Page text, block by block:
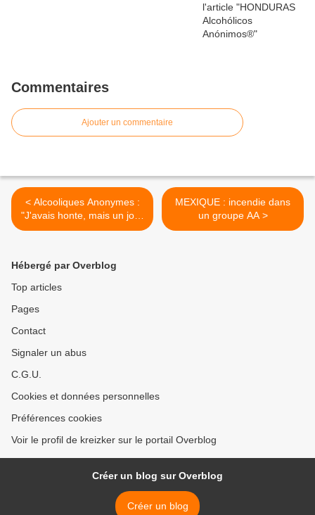
Commentaires
Ajouter un commentaire
< Alcooliques Anonymes :
"J'avais honte, mais un jour
j'ai osé y aller"
MEXIQUE : incendie dans
un groupe AA >
Hébergé par Overblog
Top articles
Pages
Contact
Signaler un abus
C.G.U.
Cookies et données personnelles
Préférences cookies
Voir le profil de kreizker sur le portail Overblog
Créer un blog sur Overblog
Créer un blog